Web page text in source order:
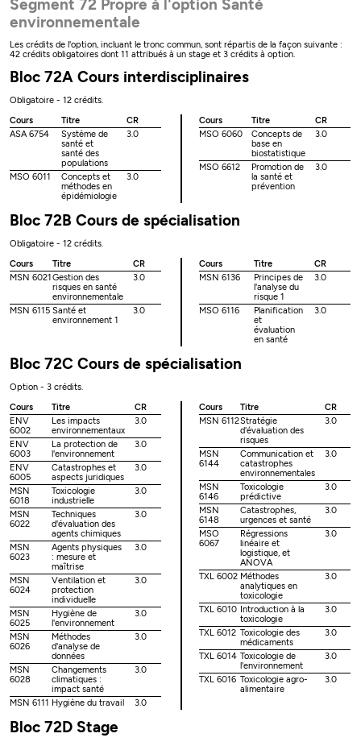
Segment 72 Propre à l'option Santé
environnementale
Les crédits de l'option, incluant le tronc commun, sont répartis de la façon suivante :
42 crédits obligatoires dont 11 attribués à un stage et 3 crédits à option.
Bloc 72A Cours interdisciplinaires
Obligatoire - 12 crédits.
Cours
Titre
CR
ASA 6754
Système de
santé et
santé des
populations
3.0
MSO 6011
Concepts et
méthodes en
épidémiologie
3.0
Cours Titre
CR
MSO 6060
Concepts de
base en
biostatistique
3.0
MSO 6612
Promotion de
la santé et
prévention
3.0
Bloc 72B Cours de spécialisation
Obligatoire - 12 crédits.
Cours
Titre
CR
MSN 6021Gestion des
risques en santé
environnementale
3.0
MSN 6115 Santé et
environnement 1
3.0
Cours Titre
CR
MSN 6136
Principes de
l'analyse du
risque 1
3.0
MSO 6116
Planification
et
évaluation
en santé
3.0
Bloc 72C Cours de spécialisation
Option - 3 crédits.
Cours
Titre
CR
ENV
6002
Les impacts
environnementaux
3.0
ENV
6003
La protection de
l'environnement
3.0
ENV
6005
Catastrophes et
aspects juridiques
3.0
MSN
6018
Toxicologie
industrielle
3.0
MSN
6022
Techniques
d'évaluation des
agents chimiques
3.0
MSN
6023
Agents physiques
: mesure et
maîtrise
3.0
MSN
6024
Ventilation et
protection
individuelle
3.0
MSN
6025
Hygiène de
l'environnement
3.0
MSN
6026
Méthodes
d'analyse de
données
3.0
MSN
6028
Changements
climatiques :
impact santé
3.0
MSN 6111 Hygiène du travail 3.0
Cours Titre
CR
MSN 6112Stratégie
d'évaluation des
risques
3.0
MSN
6144
Communication et
catastrophes
environnementales
3.0
MSN
6146
Toxicologie
prédictive
3.0
MSN
6148
Catastrophes,
urgences et santé
3.0
MSO
6067
Régressions
linéaire et
logistique, et
ANOVA
3.0
TXL 6002 Méthodes
analytiques en
toxicologie
3.0
TXL 6010 Introduction à la
toxicologie
3.0
TXL 6012 Toxicologie des
médicaments
3.0
TXL 6014 Toxicologie de
l'environnement
3.0
TXL 6016 Toxicologie agro-
alimentaire
3.0
Bloc 72D Stage